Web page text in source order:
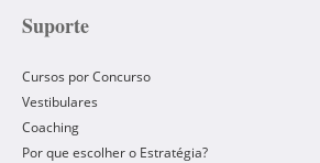
Suporte
Cursos por Concurso
Vestibulares
Coaching
Por que escolher o Estratégia?